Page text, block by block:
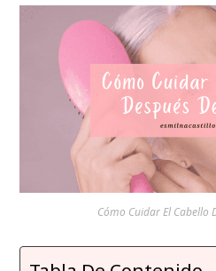
Cómo Cuidar El Cabello